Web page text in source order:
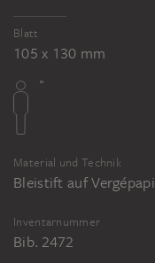
Blatt
105 x 130 mm
Material und Technik
Bleistift auf
Inventarnummer
Bib. 2472